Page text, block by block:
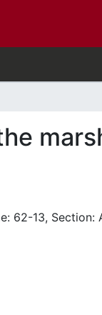
62-13, Section: